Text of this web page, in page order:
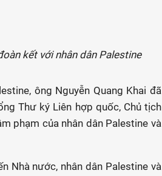
kết với nhân dân Palestine
ông Nguyễn Quang Khai đã
Thư ký Liên hợp quốc, Chủ tịch
phạm của nhân dân Palestine và
Nhà nước, nhân dân Palestine và